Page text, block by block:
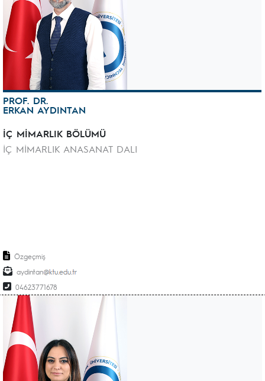
PROF. DR.
ERKAN AYDINTAN
İÇ MİMARLIK BÖLÜMÜ
İÇ MİMARLIK ANASANAT DALI
Özgeçmiş
aydintan
04623771678